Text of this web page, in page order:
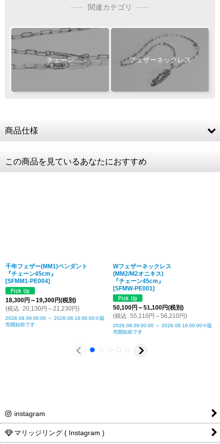
フェザー位置をご指定いただけます
Wフェザーにカスタム
振込手数料
お客様ご負担で
ご注文の際は
L M MM
関連カテゴリ
チェーン フェザーネックレス
商品仕様
チェーン全長 45cm (CL80/4C)
仕上げ価格 燻し仕上げのみ + ¥1,100
留め具につい
て
チェーンの留め具は、写真と異なる場合がござい
ます、ご了承下さい
商品詳細金
額・送料
税込表記です
この商品を見ているあなたにおすすめ
千年フェザー(MM1)ペンダント
『チェーン45cm』
[SFMM1-PE004]
18,300円 ～19,300円(税別)
(税込 : 20,130円 ～21,230円)
2026.08.09 00:00 ～ 2026.08.16 00:00※販
売開始前です
Wフェザーネックレス
(MM2/M2オニキス)
『チェーン45cm』
[SFMW-PE001]
50,100円 ～51,100円(税別)
(税込 : 55,110円 ～56,210円)
2026.08.09 00:00 ～ 2026.08.16 00:00※販
売開始前です
instagram
マリッジリング ( Instagram )